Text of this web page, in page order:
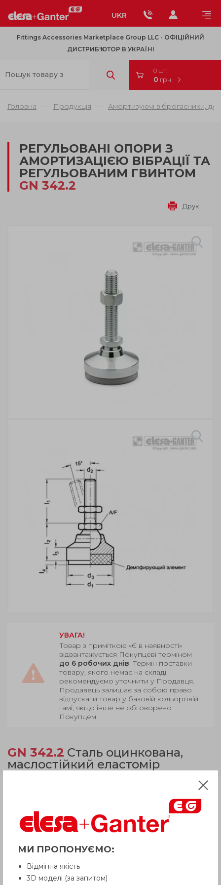
UKR
Fittings Accessories Marketplace Group LLC - OФІЦІЙНИЙ
ДИСТРИБ'ЮТОР В УКРАЇНІ
0 шт.
0 грн
Головна Продукція Амортизуючі віброгасники,
РЕГУЛЬОВАНІ ОПОРИ З
АМОРТИЗАЦІЄЮ ВІБРАЦІЇ ТА
РЕГУЛЬОВАНИМ ГВИНТОМ
GN 342.2
Друк
УВАГА!
Товар з приміткою «Є в наявності»
відвантажується Покупцеві терміном
до 6 робочих днів. Термін поставки
товару, якого немає на складі,
рекомендуємо уточнити у Продавця.
Продавець залишає за собою право
відпускати товар у базовій кольоровій
гамі, якщо інше не обговорено
Покупцем.
GN 342.2 Сталь оцинкована,
маслостійкий еластомір
Опис
Питання про продукцію
МИ ПРОПОНУЄМО:
Відмінна якість
3D моделі (за запитом)